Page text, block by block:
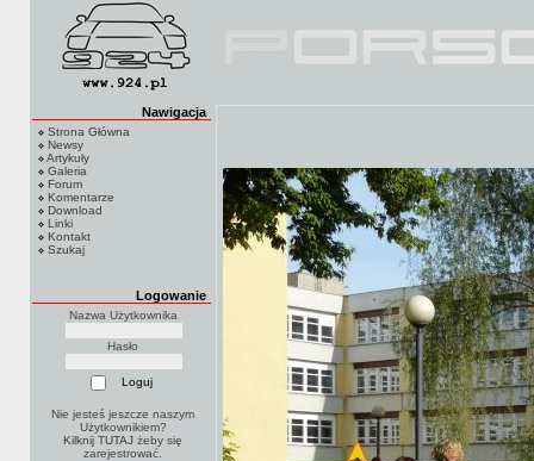
Nawigacja
Strona Główna
Newsy
Artykuły
Galeria
Forum
Komentarze
Download
Linki
Kontakt
Szukaj
Logowanie
Nazwa Użytkownika
Hasło
Nie jesteś jeszcze naszym
Użytkownikiem?
Kilknij TUTAJ żeby się
zarejestrować.